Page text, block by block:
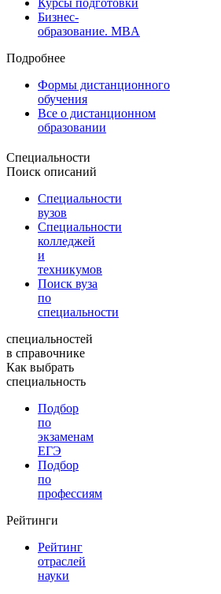
Бизнес-
образование. MBA
Подробнее
Формы дистанционного
обучения
Все о дистанционном
образовании
Специальности
Поиск описаний
Специальности
вузов
Специальности
колледжей
и
техникумов
Поиск вуза
по
специальности
специальностей
в справочнике
Как выбрать
специальность
Подбор
по
экзаменам
ЕГЭ
Подбор
по
профессиям
Рейтинги
Рейтинг
отраслей
науки